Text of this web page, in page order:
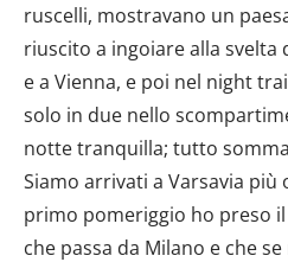
ruscelli, mostravano un
riuscito a ingoiare alla svelta
e a Vienna, e poi nel night
solo in due nello
notte tranquilla; tutto
Siamo arrivati a Varsavia più
primo pomeriggio ho preso
che passa da Milano e che